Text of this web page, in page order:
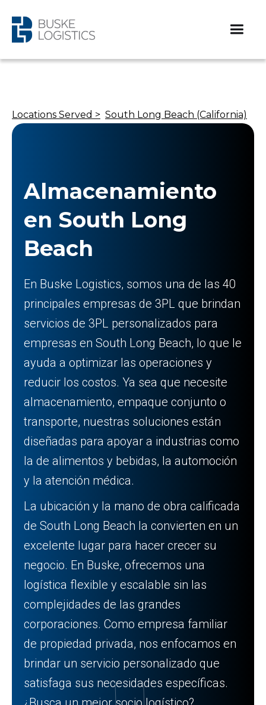
Locations Served > South Long Beach (California)
Almacenamiento
en South Long
Beach
En Buske Logistics, somos una de las 40
principales empresas de 3PL que brindan
servicios de 3PL personalizados para
empresas en South Long Beach, lo que le
ayuda a optimizar las operaciones y
reducir los costos. Ya sea que necesite
almacenamiento, empaque conjunto o
transporte, nuestras soluciones están
diseñadas para apoyar a industrias como
la de alimentos y bebidas, la automoción
y la atención médica.
La ubicación y la mano de obra calificada
de South Long Beach la convierten en un
excelente lugar para hacer crecer su
negocio. En Buske, ofrecemos una
logística flexible y escalable sin las
complejidades de las grandes
corporaciones. Como empresa familiar
de propiedad privada, nos enfocamos en
brindar un servicio personalizado que
satisfaga sus necesidades específicas.